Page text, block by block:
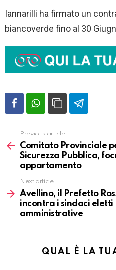
Iannarilli ha firmato un
biancoverde fino al 30
Vedi
altro
Previous article
Comitato Provinciale
Sicurezza Pubblica,
appartamento
Next article
Avellino, il Prefetto
incontra i sindaci eletti
amministrative
QUAL È LA